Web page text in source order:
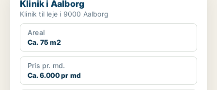
Klinik i Aalborg
Klinik til leje i 9000 Aalborg
Areal
Ca. 75 m2
Pris pr. md.
Ca. 6.000 pr md